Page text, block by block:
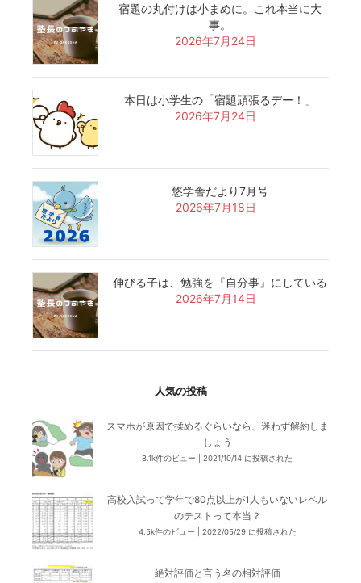
宿題の丸付けは小まめに。これ本当に大
事。
2026年7月24日
本日は小学生の「宿題頑張るデー！」
2026年7月24日
悠学舎だより7月号
2026年7月18日
伸びる子は、勉強を『自分事』にしている
2026年7月14日
人気の投稿
スマホが原因で揉めるぐらいなら、迷わず解約しま
しょう
8.1k件のビュー 2021/10/14 に投稿された
高校入試って学年で80点以上が1人もいないレベル
のテストって本当？
4.5k件のビュー 2022/05/29 に投稿された
絶対評価と言う名の相対評価